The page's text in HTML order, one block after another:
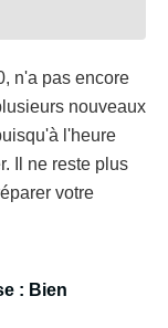
n'a pas encore
nouveaux
l'heure
Il ne reste plus
votre
: Bien